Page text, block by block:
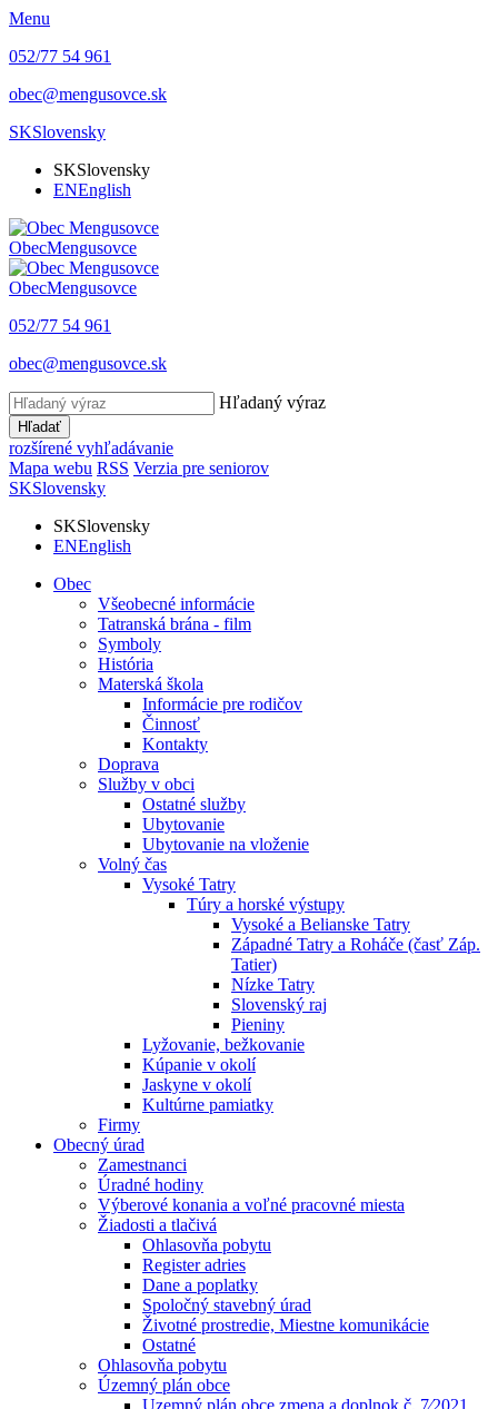
Menu
052/77 54 961
obec@mengusovce.sk
SKSlovensky
SKSlovensky
ENEnglish
ObecMengusovce
ObecMengusovce
052/77 54 961
obec@mengusovce.sk
Hľadaný výraz
Hľadať
rozšírené vyhľadávanie
Mapa webu RSS Verzia pre seniorov
SKSlovensky
SKSlovensky
ENEnglish
Obec
Všeobecné informácie
Tatranská brána - film
Symboly
História
Materská škola
Informácie pre rodičov
Činnosť
Kontakty
Doprava
Služby v obci
Ostatné služby
Ubytovanie
Ubytovanie na vloženie
Volný čas
Vysoké Tatry
Túry a horské výstupy
Vysoké a Belianske Tatry
Západné Tatry a Roháče (časť Záp.
Tatier)
Nízke Tatry
Slovenský raj
Pieniny
Lyžovanie, bežkovanie
Kúpanie v okolí
Jaskyne v okolí
Kultúrne pamiatky
Firmy
Obecný úrad
Zamestnanci
Úradné hodiny
Výberové konania a voľné pracovné miesta
Žiadosti a tlačivá
Ohlasovňa pobytu
Register adries
Dane a poplatky
Spoločný stavebný úrad
Životné prostredie, Miestne komunikácie
Ostatné
Ohlasovňa pobytu
Územný plán obce
Uzemný plán obce zmena a doplnok č. 7⁄2021